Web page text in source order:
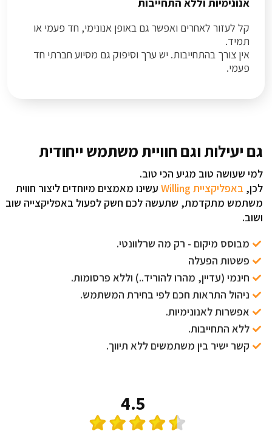
קל לעזור לאחרים ואפשר גם באופן אנונימי, חד פעמי או
תמיד.
אין צורך בהתחייבות. יש ערך וסיפוק גם מסיוע חברתי חד
פעמי.
גם יעילות וגם חוויית משתמש ייחודית
למי שעושה טוב מגיע הכי טוב.
לכן, באפליקציית Willing
עשינו מאמצים מיוחדים ליצור חווית
משתמש מתקדמת, שתעשה לכם חשק לפעול באפליקצייה שוב
ושוב.
מבוסס מיקום - רק מה שרלוונטי.
פשטות הפעלה
חינמי (עדיין, מהרו להוריד..) וללא פרסומות.
ניהול התראות חכם לפי בחירת המשתמש.
אפשרות לאנונימיות.
ללא התחייבות.
קשר ישיר בין משתמשים ללא תיווך.
4.5